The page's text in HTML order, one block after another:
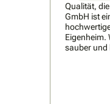
Qualität,
GmbH ist
Eigenheim.
sauber und